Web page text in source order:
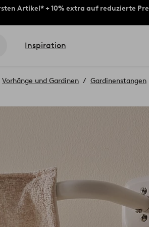
Artikel* + 10% extra auf reduzierte
Inspiration
Vorhänge und Gardinen Gardinenstangen